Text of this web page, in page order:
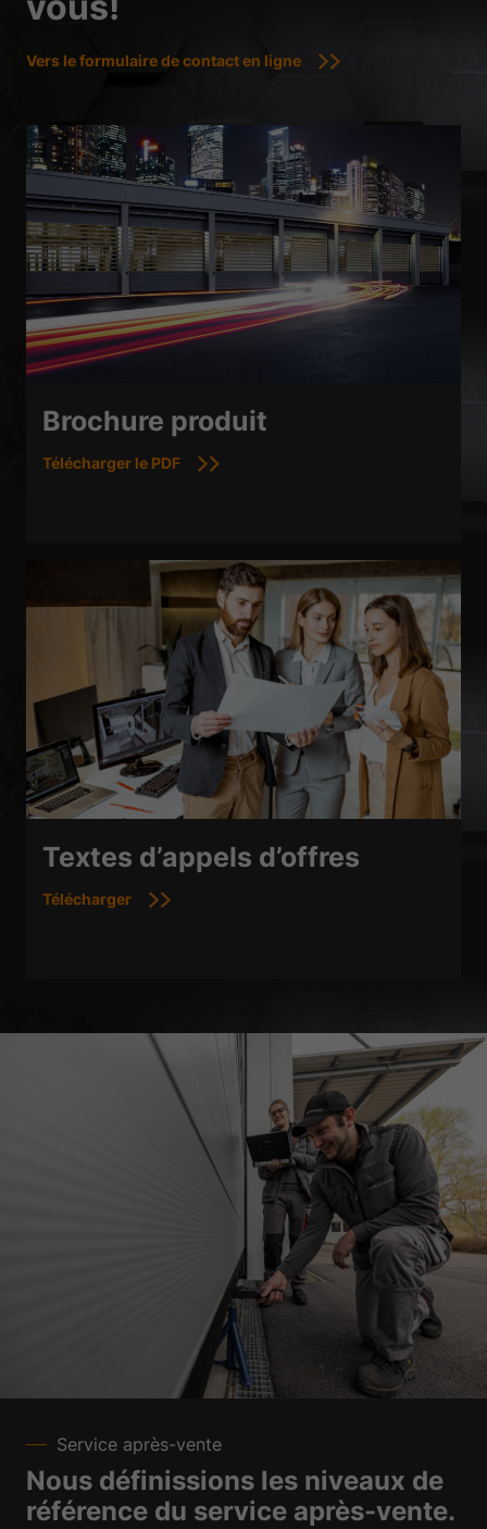
Vers le formulaire de contact en ligne
Brochure produit
Télécharger le PDF
Textes d’appels d’offres
Télécharger
Service après-vente
Nous définissions les niveaux de
référence du service après-vente.